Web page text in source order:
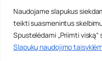
Naudojame slapukus
teikti suasmenintus
Spustelėdami „Priimti
Slapukų naudojimo
LPF Krizių prevencijų